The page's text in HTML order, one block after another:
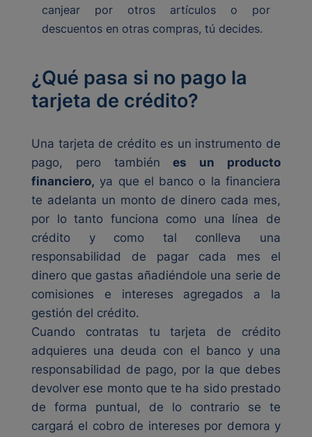
canjear por otros artículos o por
descuentos en otras compras, tú decides.
¿Qué pasa si no pago la
tarjeta de crédito?
Una tarjeta de crédito es un instrumento de
pago, pero tambiénes un producto
financiero, ya que el banco o la financiera
te adelanta un monto de dinero cada mes,
por lo tanto funciona como una línea de
crédito y como tal conlleva una
responsabilidad de pagar cada mes el
dinero que gastas añadiéndole una serie de
comisiones e intereses agregados a la
gestión del crédito.
Cuando contratas tu tarjeta de crédito
adquieres una deuda con el banco y una
responsabilidad de pago, por la que debes
devolver ese monto que te ha sido prestado
de forma puntual, de lo contrario se te
cargará el cobro de intereses por demora y